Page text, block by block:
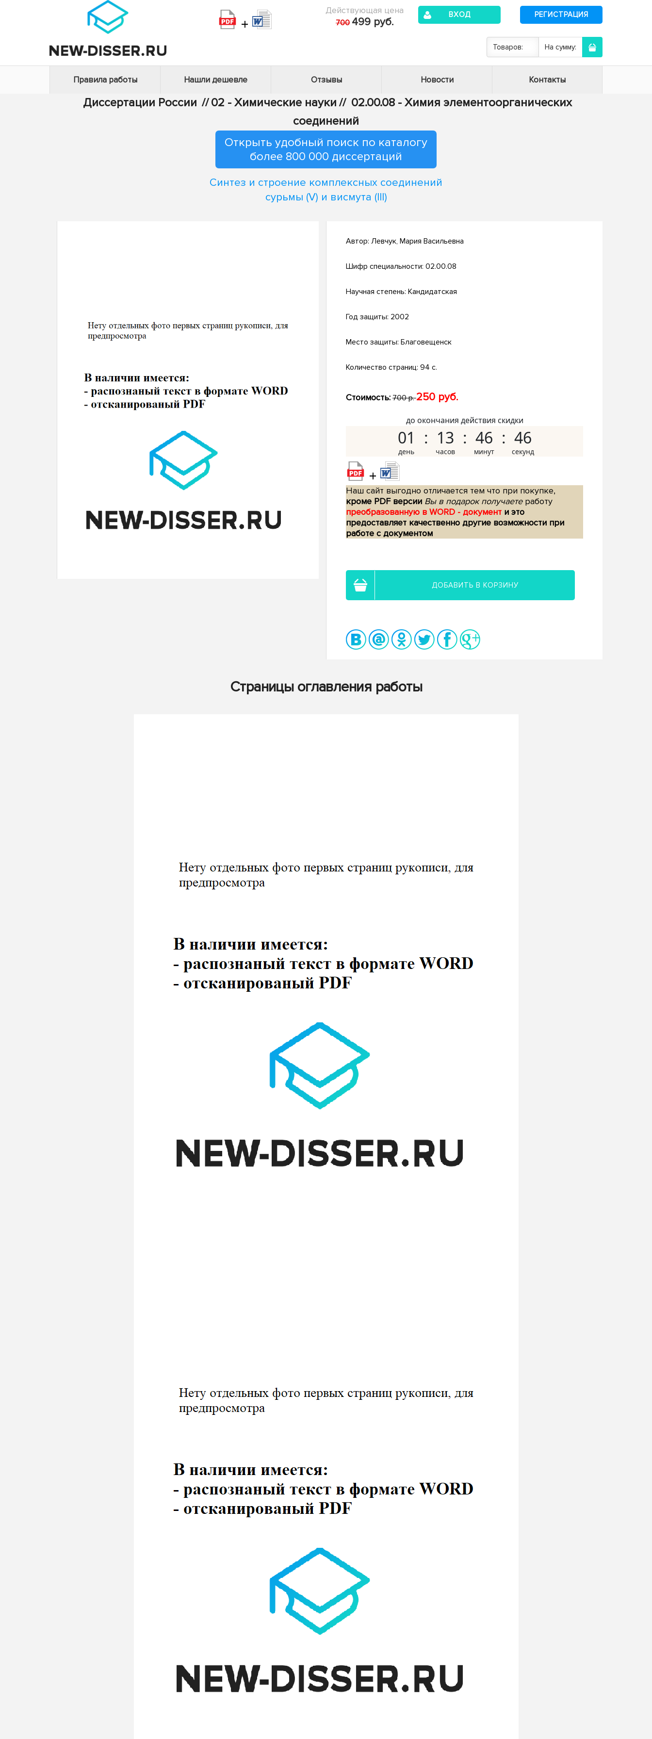
+
Действующая цена
700 499 руб.
ВХОД РЕГИСТРАЦИЯ
Товаров: На сумму:
Правила работы Нашли дешевле Отзывы Новости Контакты
Диссертации России // 02 - Химические науки // 02.00.08 - Химия элементоорганических
соединений
Открыть удобный поиск по каталогу
более 800 000 диссертаций
Синтез и строение комплексных соединений
сурьмы (V) и висмута (III)
Автор: Левчук, Мария Васильевна
Шифр специальности: 02.00.08
Научная степень: Кандидатская
Год защиты: 2002
Место защиты: Благовещенск
Количество страниц: 94 с.
Стоимость: 700 р.250 руб.
до окончания действия скидки
01 13 46 45
+
Наш сайт выгодно отличается тем что при покупке,
кроме PDF версии Вы в подарок получаетеработу
преобразованную в WORD - документ и это
предоставляет качественно другие возможности при
работе с документом
ДОБАВИТЬ В КОРЗИНУ
Страницы оглавления работы